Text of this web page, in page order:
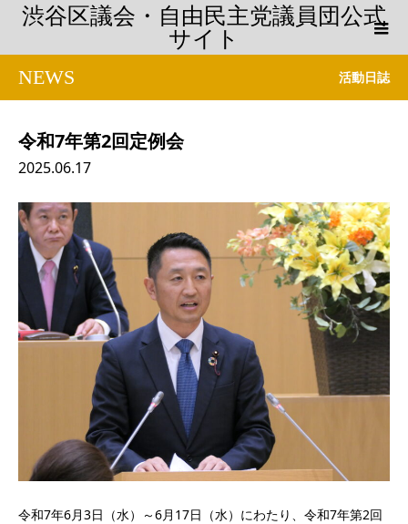
渋谷区議会・自由民主党議員団公式
サイト
NEWS 活動日誌
令和7年第2回定例会
2025.06.17
令和7年6月3日（水）～6月17日（水）にわたり、令和7年第2回